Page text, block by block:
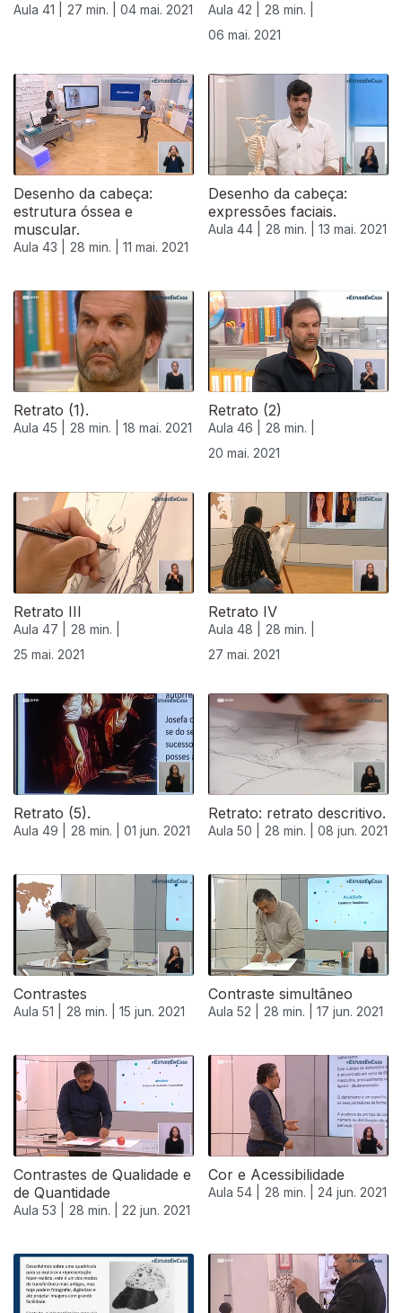
Aula 41 | 27 min. | 04 mai. 2021 Aula 42 |
28 min. |
06 mai. 2021
Desenho da cabeça:
estrutura óssea e
muscular.
Aula 43 | 28 min. | 11 mai. 2021
Desenho da cabeça:
expressões faciais.
Aula 44 | 28 min. | 13 mai. 2021
Retrato (1).
Aula 45 | 28 min. | 18 mai. 2021
Retrato (2)
Aula 46 |
28 min. |
20 mai. 2021
545241
Retrato III
Aula 47 |
28 min. |
25 mai. 2021
Retrato IV
Aula 48 |
28 min. |
27 mai. 2021
Retrato (5).
Aula 49 | 28 min. | 01 jun. 2021
Retrato: retrato descritivo.
Aula 50 | 28 min. | 08 jun. 2021
Contrastes
Aula 51 | 28 min. | 15 jun. 2021
Contraste simultâneo
Aula 52 | 28 min. | 17 jun. 2021
Contrastes de Qualidade e
de Quantidade
Aula 53 | 28 min. | 22 jun. 2021
Cor e Acessibilidade
Aula 54 | 28 min. | 24 jun. 2021